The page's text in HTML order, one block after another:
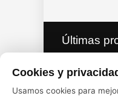
Últimas
Cookies y
Usamos cookies para